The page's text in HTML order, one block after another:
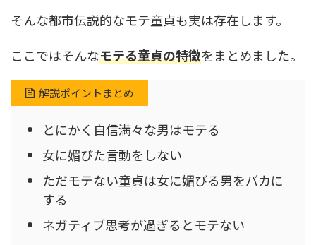
そんな都市伝説的なモテ童貞も実は存在します。
ここではそんなモテる童貞の特徴をまとめました。
解説ポイントまとめ
とにかく自信満々な男はモテる
女に媚びた言動をしない
ただモテない童貞は女に媚びる男をバカに
する
ネガティブ思考が過ぎるとモテない